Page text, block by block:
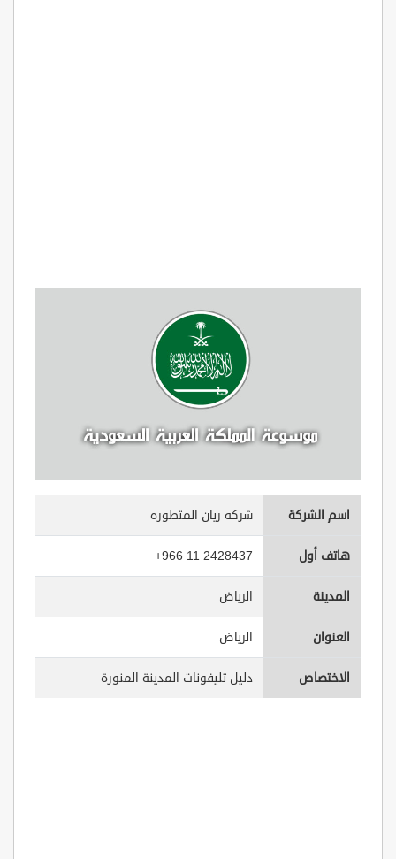
اسم الشركة شركه ريان المتطوره
هاتف أول +966 11 2428437
المدينة الرياض
العنوان الرياض
الاختصاص دليل تليفونات المدينة المنورة